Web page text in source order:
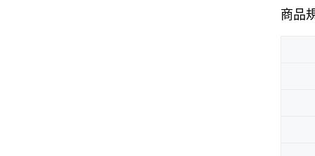
商品